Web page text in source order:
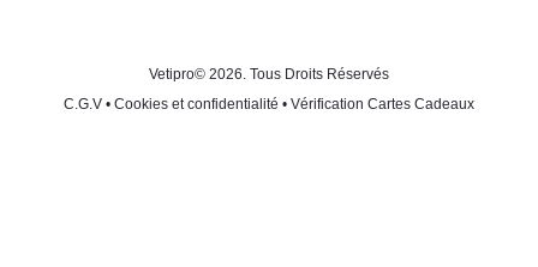
Vetipro© 2026. Tous Droits Réservés
C.G.V • Cookies et confidentialité • Vérification Cartes Cadeaux